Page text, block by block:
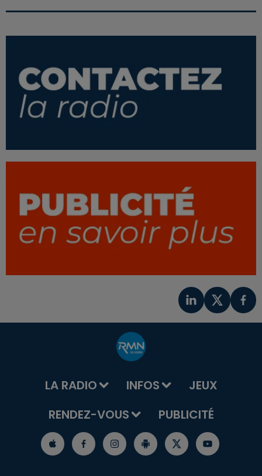
LA RADIO INFOS
JEUX
RENDEZ-VOUS
PUBLICITÉ